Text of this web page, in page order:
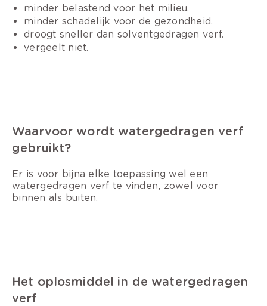
minder belastend voor het milieu.
minder schadelijk voor de gezondheid.
droogt sneller dan solventgedragen verf.
vergeelt niet.
Waarvoor wordt watergedragen verf
gebruikt?
Er is voor bijna elke toepassing wel een
watergedragen verf te vinden, zowel voor
binnen als buiten.
Het oplosmiddel in de watergedragen
verf